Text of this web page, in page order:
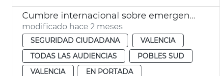
Cumbre internacional sobre emergencias en València
modificado hace 2 meses
SEGURIDAD CIUDADANA
VALENCIA
TODAS LAS AUDIENCIAS
POBLES SUD
VALENCIA
EN PORTADA